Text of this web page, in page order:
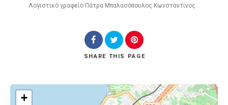
Λογιστικό γραφείο Πάτρα Μπαλασόπουλος Κωνσταντίνος
SHARE THIS PAGE
+